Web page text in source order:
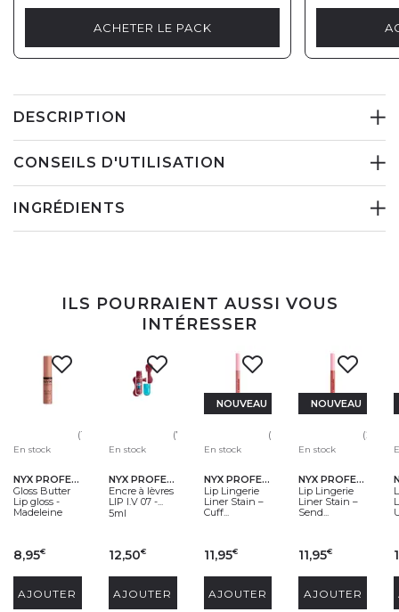
ACHETER LE PACK
DESCRIPTION
CONSEILS D'UTILISATION
INGRÉDIENTS
ILS POURRAIENT AUSSI VOUS
INTÉRESSER
(125)
En stock
NYX PROFESSIONAL MAKEUP
Gloss Butter
Lip gloss -
Madeleine
8,95€
AJOUTER
(78)
En stock
NYX PROFESSIONAL MAKEUP
Encre à lèvres
LIP I.V 07 -...
5ml
12,50€
AJOUTER
NOUVEAU
(24)
En stock
NYX PROFESSIONAL MAKEUP
Lip Lingerie
Liner Stain –
Cuff...
11,95€
AJOUTER
NOUVEAU
(24)
En stock
NYX PROFESSIONAL MAKEUP
Lip Lingerie
Liner Stain –
Send...
11,95€
AJOUTER